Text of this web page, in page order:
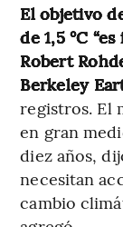
El objetivo
de 1,5 °C
Robert
Berkeley
registros. El
en gran
diez años,
necesitan
cambio